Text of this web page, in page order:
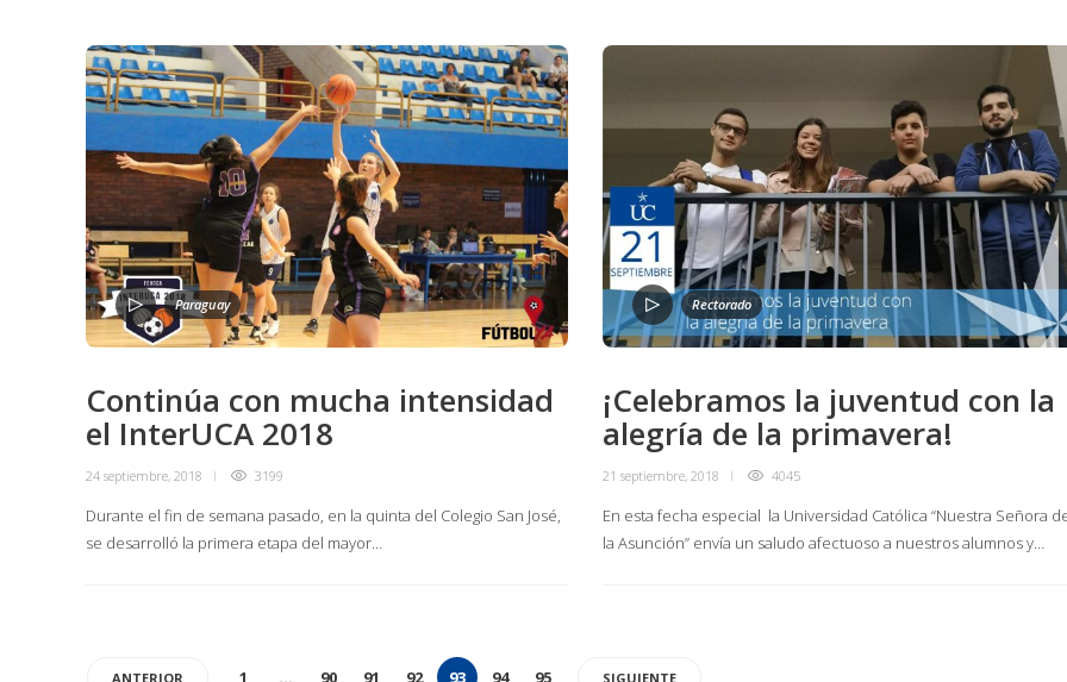
Paraguay
Continúa con mucha intensidad
el InterUCA 2018
24 septiembre, 2018 3199
Durante el fin de semana pasado, en la quinta del Colegio San José,
se desarrolló la primera etapa del mayor…
Rectorado
¡Celebramos la juventud con la
alegría de la primavera!
21 septiembre, 2018 4045
En esta fecha especial la Universidad Católica “Nuestra Señora
la Asunción” envía un saludo afectuoso a nuestros alumnos y…
ANTERIOR 1 … 90 91 92 93 94 95 SIGUIENTE